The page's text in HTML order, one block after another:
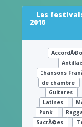
Les
2016
Chansons
de chambre
Guitares
Latines
Punk
Ragga
SacrÃ©es